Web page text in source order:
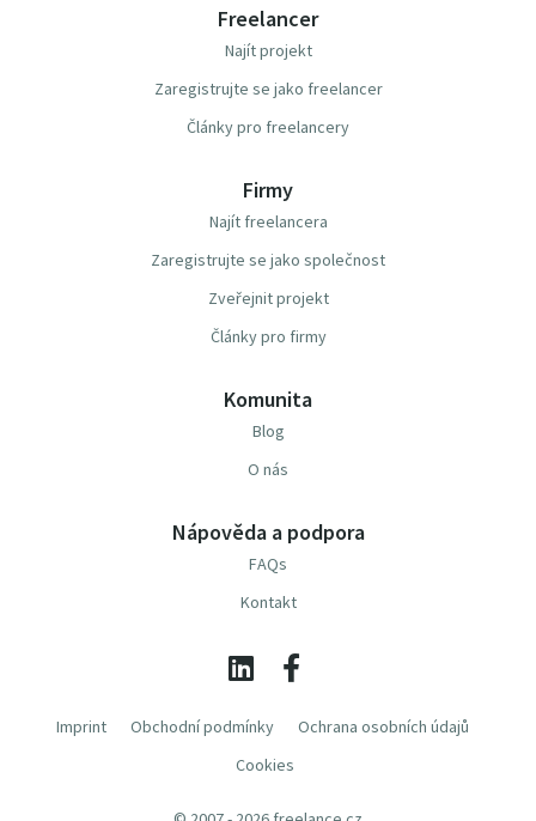
Freelancer
Najít projekt
Zaregistrujte se jako freelancer
Články pro freelancery
Firmy
Najít freelancera
Zaregistrujte se jako společnost
Zveřejnit projekt
Články pro firmy
Komunita
Blog
O nás
Nápověda a podpora
FAQs
Kontakt
Imprint Obchodní podmínky
Ochrana osobních údajů
Cookies